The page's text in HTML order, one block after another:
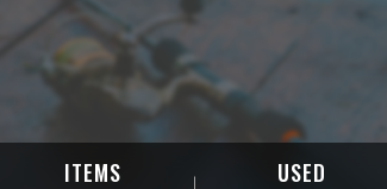
ITEMS USED